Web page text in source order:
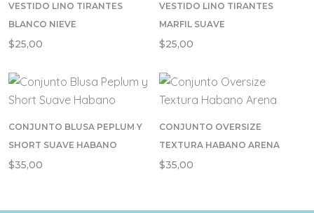
VESTIDO LINO TIRANTES
BLANCO NIEVE
$25,00
VESTIDO LINO TIRANTES
MARFIL SUAVE
$25,00
CONJUNTO BLUSA PEPLUM Y
SHORT SUAVE HABANO
$35,00
CONJUNTO OVERSIZE
TEXTURA HABANO ARENA
$35,00